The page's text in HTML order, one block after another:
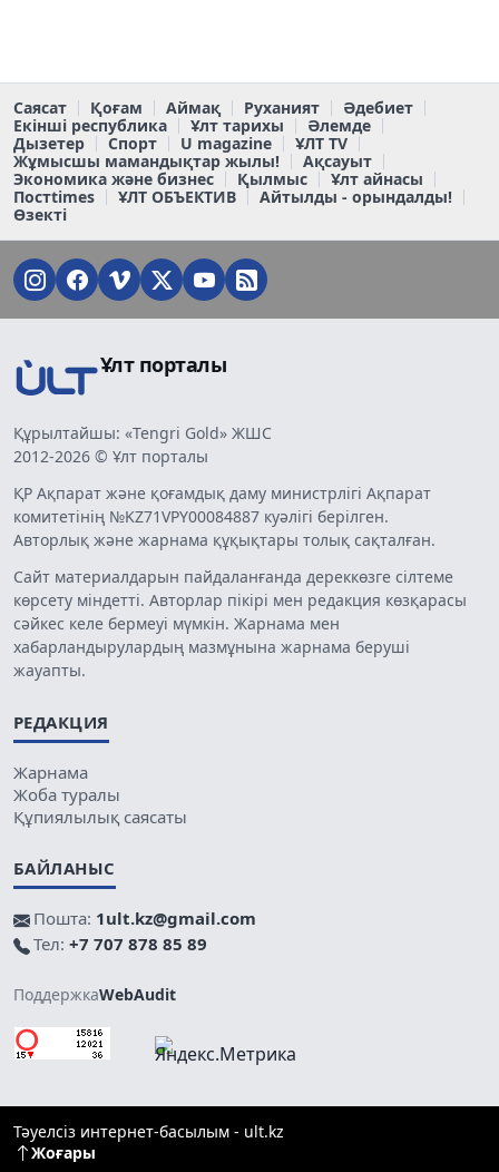
Саясат Қоғам Аймақ Руханият
Әдебиет
Екінші республика
Ұлт тарихы
Әлемде
Дызетер
Спорт U magazine
ҰЛТ TV
Жұмысшы мамандықтар жылы!
Ақсауыт
Экономика және бизнес
Қылмыс
Ұлт айнасы
Постtimes
ҰЛТ ОБЪЕКТИВ
Айтылды - орындалды!
Өзекті
Ұлт порталы
Құрылтайшы: «Tengri Gold» ЖШС
2012-2026 © Ұлт порталы
ҚР Ақпарат және қоғамдық даму министрлігі Ақпарат
комитетінің №KZ71VPY00084887 куәлігі берілген.
Авторлық және жарнама құқықтары толық сақталған.
Сайт материалдарын пайдаланғанда дереккөзге сілтеме
көрсету міндетті. Авторлар пікірі мен редакция көзқарасы
сәйкес келе бермеуі мүмкін. Жарнама мен
хабарландырулардың мазмұнына жарнама беруші
жауапты.
РЕДАКЦИЯ
Жарнама
Жоба туралы
Құпиялылық саясаты
БАЙЛАНЫС
Пошта: 1ult.kz@gmail.com
Тел: +7 707 878 85 89
ПоддержкаWebAudit
Тәуелсіз интернет-басылым - ult.kz
Жоғары